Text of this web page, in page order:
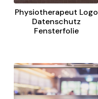
Physiotherapeut Logo
Datenschutz
Fensterfolie